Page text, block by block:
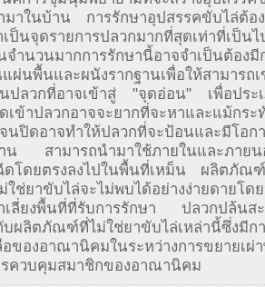
มาในบ้าน การรักษาอุปสรรคขับไล่ต้อ
เป็นจุดรายการปลวกมากที่สุดเท่าที่เป็นไ
นวนมากการรักษานี้อาจจำเป็นต้องมี
แผ่นพื้นและผนังรากฐานเพื่อให้สามารถ
นปลวกที่อาจเข้าสู่ "จุดอ่อน" เพื่อประ
เข้าปลวกอาจจะยากที่จะหาและแม้กระ
นปิดอาจทำให้ปลวกที่จะป้อนและมีโอก
าน สามารถนำมาใช้ภายในและภายน
ดโดยตรงลงไปในพื้นที่เหม็น ผลิตภัณฑ์
ช่ยาขับไล่จะไม่พบได้อย่างง่ายดายโด
เลี่ยงพื้นที่ที่รับการรักษา ปลวกปล้นส
ผลิตภัณฑ์ที่ไม่ใช่ยาขับไล่เหล่านี้ซึ่งมีก
ของอาณานิคมในระหว่างการขยายเผ่
ควบคุมสมาชิกของอาณานิคม